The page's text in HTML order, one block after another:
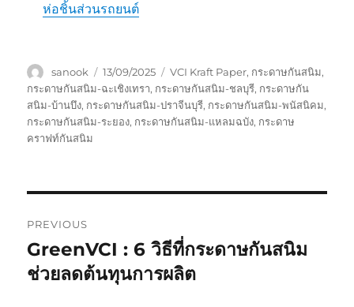
ห่อชิ้นส่วนรถยนต์
Author
sanook
Posted
on
13/09/2025 Tags
VCI Kraft Paper, กระดาษกันสนิม,
กระดาษกันสนิม-ฉะเชิงเทรา, กระดาษกันสนิม-ชลบุรี, กระดาษกัน
สนิม-บ้านบึง, กระดาษกันสนิม-ปราจีนบุรี, กระดาษกันสนิม-พนัสนิคม,
กระดาษกันสนิม-ระยอง, กระดาษกันสนิม-แหลมฉบัง, กระดาษ
คราฟท์กันสนิม
navigation
PREVIOUS
Previous
post:
GreenVCI : 6 วิธีที่กระดาษกันสนิม
ช่วยลดต้นทุนการผลิต